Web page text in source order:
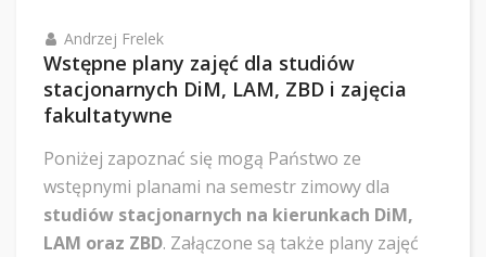
Andrzej Frelek
Wstępne plany zajęć dla studiów
stacjonarnych DiM, LAM, ZBD i zajęcia
fakultatywne
Poniżej zapoznać się mogą Państwo ze
wstępnymi planami na semestr zimowy dla
studiów stacjonarnych na kierunkach DiM,
LAM oraz ZBD. Załączone są także plany zajęć